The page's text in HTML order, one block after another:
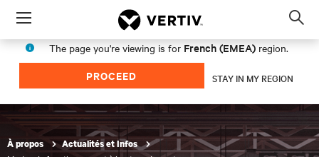
Menu
The page you're viewing is for French (EMEA) region.
PROCEED STAY IN MY REGION
À propos Actualités et Infos